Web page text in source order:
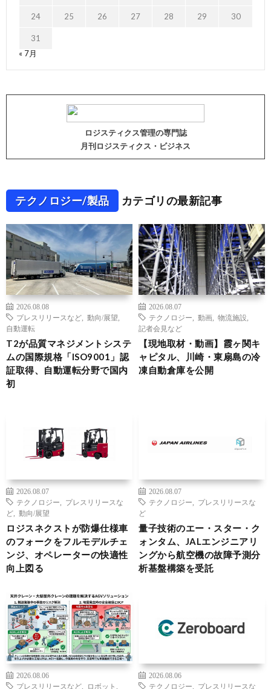
24 25 26 27 28 29 30
31
« 7月
ロジスティクス管理の専門誌
月刊ロジスティクス・ビジネス
テクノロジー/製品 カテゴリの最新記事
2026.08.08
プレスリリースなど
動向/展望
自動運転
T2が品質マネジメントシステ
ムの国際規格「ISO9001」認
証取得、自動運転分野で国内
初
2026.08.07
テクノロジー
動画 物流施設
記者会見など
【現地取材・動画】霞ヶ関キ
ャピタル、川崎・東扇島の冷
凍自動倉庫を公開
2026.08.07
テクノロジー
プレスリリースな
ど
動向/展望
ロジスネクストが防爆仕様車
のフォークをフルモデルチェ
ンジ、オペレーターの快適性
向上図る
2026.08.07
テクノロジー
プレスリリースな
ど
量子技術のエー・スター・ク
ォンタム、JALエンジニアリ
ングから航空機の故障予測分
析基盤構築を受託
2026.08.06
プレスリリースなど
ロボット
2026.08.06
テクノロジー
プレスリリースな